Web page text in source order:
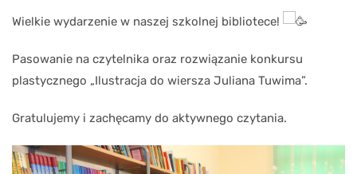
Wielkie wydarzenie w naszej szkolnej bibliotece!
Pasowanie na czytelnika oraz rozwiązanie konkursu
plastycznego „Ilustracja do wiersza Juliana Tuwima”.
Gratulujemy i zachęcamy do aktywnego czytania.